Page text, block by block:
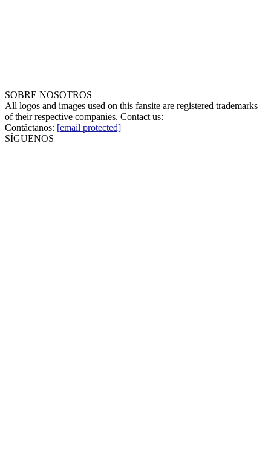
SOBRE NOSOTROS
All logos and images used on this fansite are registered trademarks
of their respective companies. Contact us:
Contáctanos: [email protected]
SÍGUENOS